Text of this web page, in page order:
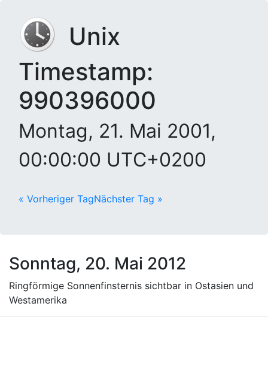
Unix
Timestamp:
990396000
Montag, 21. Mai 2001,
00:00:00 UTC+0200
« Vorheriger TagNächster Tag »
Sonntag, 20. Mai 2012
Ringförmige Sonnenfinsternis sichtbar in Ostasien und
Westamerika